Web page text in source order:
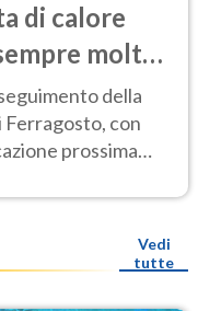
di calore
molto
della
Ferragosto, con
prossima
Vedi
tutte